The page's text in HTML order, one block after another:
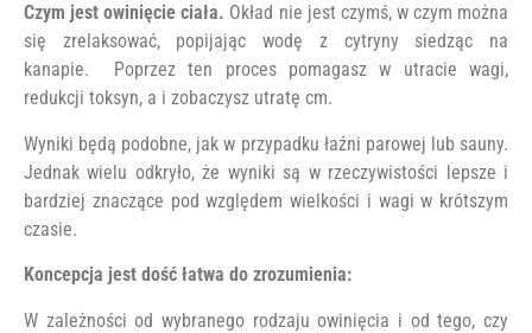
Czym jest owinięcie ciała. Okład nie jest czymś, w czym można
się zrelaksować, popijając wodę z cytryny siedząc na
kanapie. Poprzez ten proces pomagasz w utracie wagi,
redukcji toksyn, a i zobaczysz utratę cm.
Wyniki będą podobne, jak w przypadku łaźni parowej lub sauny.
Jednak wielu odkryło, że wyniki są w rzeczywistości lepsze i
bardziej znaczące pod względem wielkości i wagi w krótszym
czasie.
Koncepcja jest dość łatwa do zrozumienia:
W zależności od wybranego rodzaju owinięcia i od tego, czy